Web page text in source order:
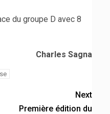
du groupe D avec 8
Charles Sagna
Next
Première édition du